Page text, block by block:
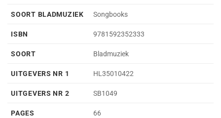
SOORT BLADMUZIEK Songbooks
ISBN 9781592352333
SOORT Bladmuziek
UITGEVERS NR 1 HL35010422
UITGEVERS NR 2 SB1049
PAGES 66